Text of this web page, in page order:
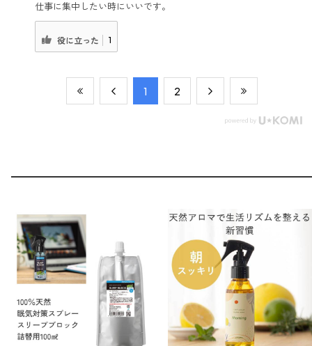
仕事に集中したい時にいいです。
役に立った 1
​1 ​2